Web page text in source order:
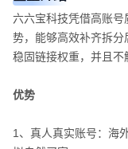
六六宝科技凭借高账
势，能够高效补齐拆分
稳固链接权重，并且不
优势
1、真人真实账号：海